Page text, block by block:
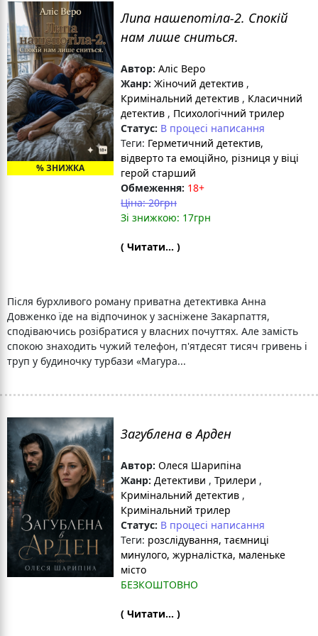
Липа нашепотіла-2. Спокій
нам лише сниться.
Автор: Аліс Веро
Жанр: Жіночий детектив ,
Кримінальний детектив , Класичний
детектив , Психологічний трилер
Статус: В процесі написання
Теги: Герметичний детектив,
відверто та емоційно, різниця у віці
герой старший
Обмеження: 18+
Ціна: 20грн
Зі знижкою: 17грн
( Читати... )
Після бурхливого роману приватна детективка Анна
Довженко їде на відпочинок у засніжене Закарпаття,
сподіваючись розібратися у власних почуттях. Але замість
спокою знаходить чужий телефон, п'ятдесят тисяч гривень і
труп у будиночку турбази «Магура...
Загублена в Арден
Автор: Олеся Шарипіна
Жанр: Детективи , Трилери ,
Кримінальний детектив ,
Кримінальний трилер
Статус: В процесі написання
Теги: розслідування, таємниці
минулого, журналістка, маленьке
місто
БЕЗКОШТОВНО
( Читати... )